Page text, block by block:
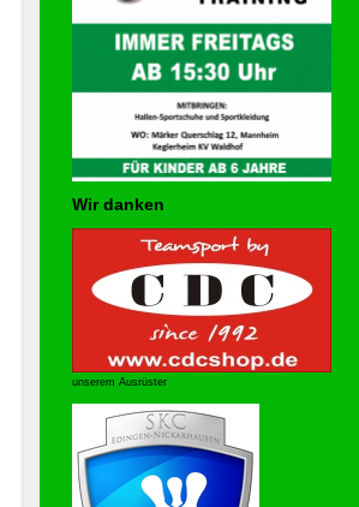
Wir danken
unserem Ausrüster